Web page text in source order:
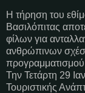
Η τήρηση του
Βασιλόπιτας
φίλων για
ανθρώπινων
προγραμματισμού
Την Τετάρτη 29
Τουριστικής